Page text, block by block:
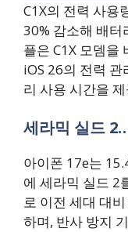
C1X의 전력 사용
30% 감소해 배터
플은 C1X 모뎀을
iOS 26의 전력
리 사용 시간을
세라믹 실드
아이폰 17e는
에 세라믹 실드 2
로 이전 세대 대
하며, 반사 방지